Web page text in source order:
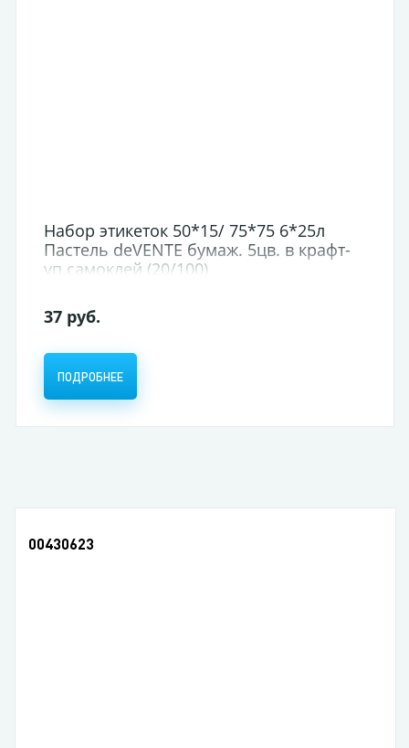
Набор этикеток 50*15/ 75*75 6*25л
Пастель deVENTE бумаж. 5цв. в крафт-
уп.самоклей (20/100)
37 руб.
ПОДРОБНЕЕ
00430623